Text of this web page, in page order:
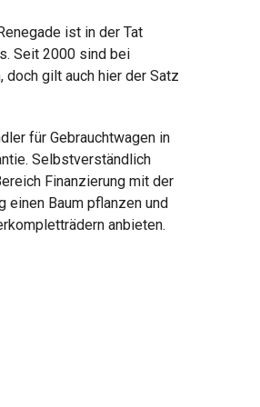
ist in der Tat
Seit 2000 sind bei
gilt auch hier der Satz
für Gebrauchtwagen in
Selbstverständlich
Finanzierung mit der
einen Baum pflanzen und
anbieten.